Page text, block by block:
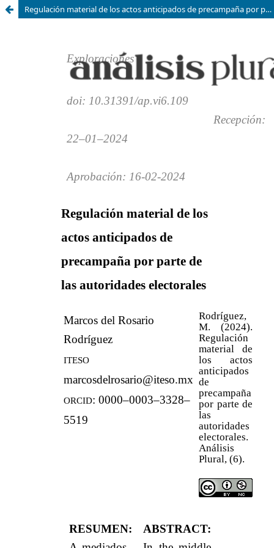
Regulación material de los actos anticipados de precampaña por parte de las autoridades electorales